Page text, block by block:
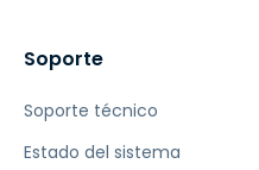
Soporte
Soporte técnico
Estado del sistema